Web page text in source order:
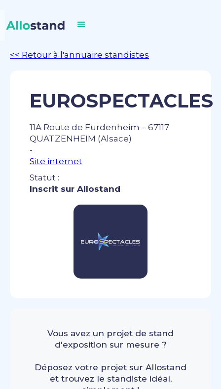
<< Retour à l'annuaire standistes
EUROSPECTACLES
11A Route de Furdenheim – 67117
QUATZENHEIM (Alsace)
-
Site internet
Statut :
Inscrit sur Allostand
Vous avez un projet de stand
d'exposition sur mesure ?
Déposez votre projet sur Allostand
et trouvez le standiste idéal,